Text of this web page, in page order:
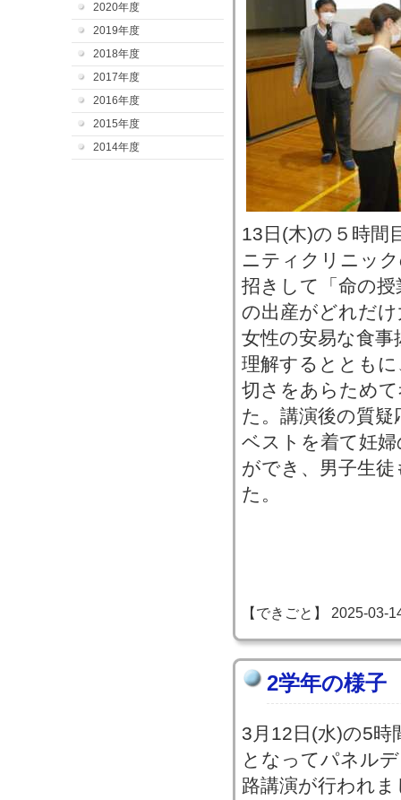
2020年度
2019年度
2018年度
2017年度
2016年度
2015年度
2014年度
13日(木)の５時間
ニティクリニッ
招きして「命の
の出産がどれだ
女性の安易な食
理解するととも
切さをあらため
た。講演後の質
ベストを着て妊
ができ、男子生
た。
【できごと】 2025-03-
2学年の様子
3月12日(水)の5時
となってパネル
路講演が行われま